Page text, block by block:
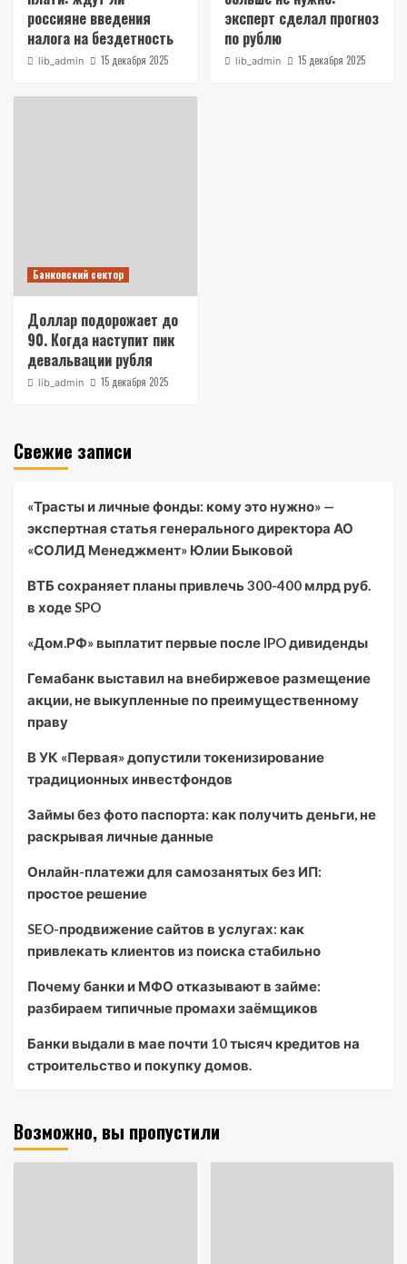
россияне введения
налога на бездетность
lib_admin 15 декабря 2025
эксперт сделал прогноз
по рублю
lib_admin 15 декабря 2025
Банковский сектор
Доллар подорожает до
90. Когда наступит пик
девальвации рубля
lib_admin 15 декабря 2025
Свежие записи
«Трасты и личные фонды: кому это нужно» —
экспертная статья генерального директора АО
«СОЛИД Менеджмент» Юлии Быковой
ВТБ сохраняет планы привлечь 300-400 млрд руб.
в ходе SPO
«Дом.РФ» выплатит первые после IPO дивиденды
Гемабанк выставил на внебиржевое размещение
акции, не выкупленные по преимущественному
праву
В УК «Первая» допустили токенизирование
традиционных инвестфондов
Займы без фото паспорта: как получить деньги, не
раскрывая личные данные
Онлайн-платежи для самозанятых без ИП:
простое решение
SEO-продвижение сайтов в услугах: как
привлекать клиентов из поиска стабильно
Почему банки и МФО отказывают в займе:
разбираем типичные промахи заёмщиков
Банки выдали в мае почти 10 тысяч кредитов на
строительство и покупку домов.
Возможно, вы пропустили